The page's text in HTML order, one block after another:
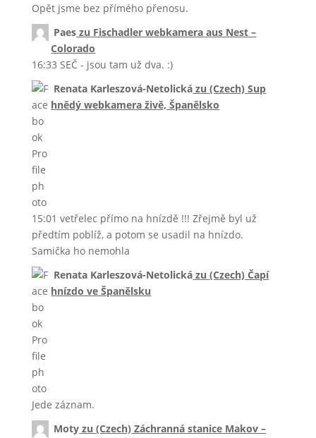
Opět jsme bez přímého přenosu.
Paes zu Fischadler webkamera aus Nest –
Colorado
16:33 SEČ - jsou tam už dva. :)
Renata Karleszová-Netolická zu(Czech) Sup
hnědý webkamera živě, Španělsko
15:01 vetřelec přímo na hnízdě !!! Zřejmě byl už
předtím poblíž, a potom se usadil na hnízdo.
Samička ho nemohla
Renata Karleszová-Netolická zu(Czech) Čapí
hnízdo ve Španělsku
Jede záznam.
Moty zu(Czech) Záchranná stanice Makov –